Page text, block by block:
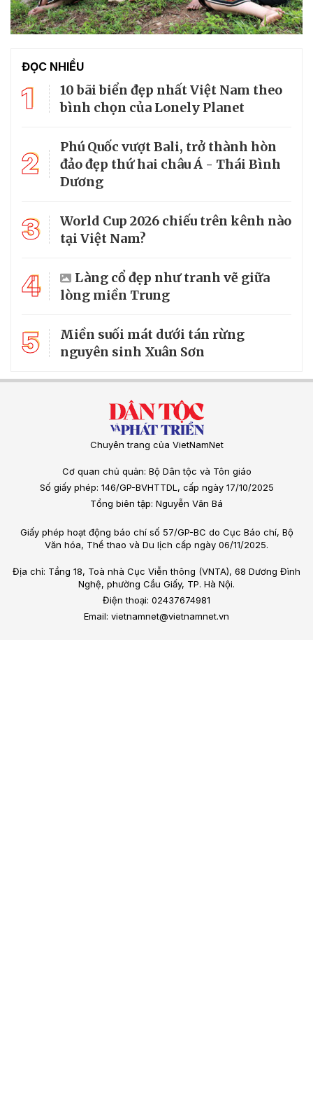
ĐỌC NHIỀU
1
10 bãi biển đẹp nhất Việt Nam theo
bình chọn của Lonely Planet
2
Phú Quốc vượt Bali, trở thành hòn
đảo đẹp thứ hai châu Á - Thái Bình
Dương
3
World Cup 2026 chiếu trên kênh nào
tại Việt Nam?
4
Làng cổ đẹp như tranh vẽ giữa
lòng miền Trung
5
Miền suối mát dưới tán rừng
nguyên sinh Xuân Sơn
Chuyên trang của VietNamNet
Cơ quan chủ quản: Bộ Dân tộc và Tôn giáo
Số giấy phép: 146/GP-BVHTTDL, cấp ngày 17/10/2025
Tổng biên tập: Nguyễn Văn Bá
Giấy phép hoạt động báo chí số 57/GP-BC do Cục Báo chí, Bộ
Văn hóa, Thể thao và Du lịch cấp ngày 06/11/2025.
Địa chỉ: Tầng 18, Toà nhà Cục Viễn thông (VNTA), 68 Dương Đình
Nghệ, phường Cầu Giấy, TP. Hà Nội.
Điện thoại: 02437674981
Email: vietnamnet@vietnamnet.vn